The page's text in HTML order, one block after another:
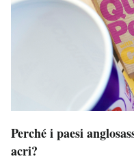
Perché i paesi
acri?